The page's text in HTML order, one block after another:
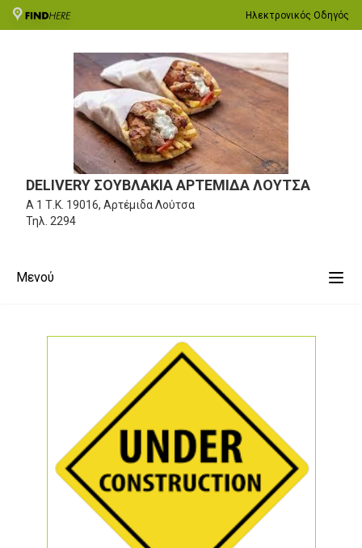
Ηλεκτρονικός Οδηγός
DELIVERY ΣΟΥΒΛΑΚΙΑ ΑΡΤΕΜΙΔΑ ΛΟΥΤΣΑ
Α 1 Τ.Κ. 19016, Αρτέμιδα Λούτσα
Τηλ. 2294
Μενού